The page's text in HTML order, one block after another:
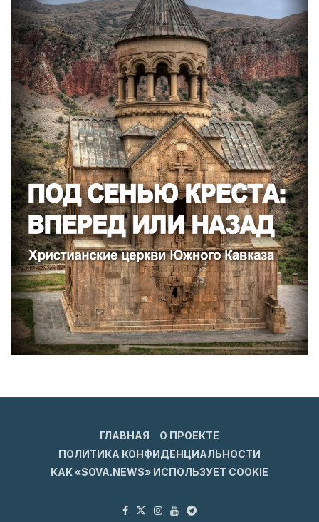
ГЛАВНАЯ
О ПРОЕКТЕ
ПОЛИТИКА КОНФИДЕНЦИАЛЬНОСТИ
КАК «SOVA.NEWS» ИСПОЛЬЗУЕТ COOKIE